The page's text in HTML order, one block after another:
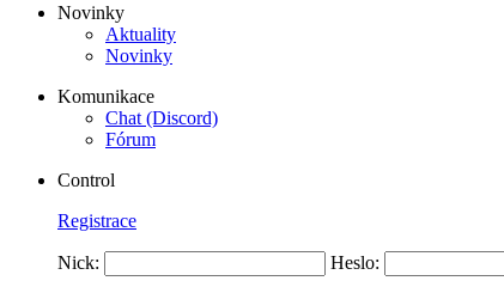
Novinky
Aktuality
Novinky
Komunikace
Chat (Discord)
Fórum
Control
Registrace
Nick: Heslo: